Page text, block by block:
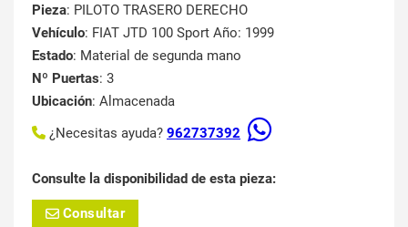
Pieza: PILOTO TRASERO DERECHO
Vehículo: FIAT JTD 100 Sport Año: 1999
Estado: Material de segunda mano
Nº Puertas: 3
Ubicación: Almacenada
¿Necesitas ayuda? 962737392
Consulte la disponibilidad de esta pieza:
Consultar